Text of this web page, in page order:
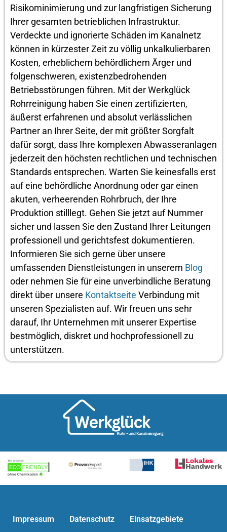
Risikominimierung und zur langfristigen Sicherung
Ihrer gesamten betrieblichen Infrastruktur.
Verdeckte und ignorierte Schäden im Kanalnetz
können in kürzester Zeit zu völlig unkalkulierbaren
Kosten, erheblichem behördlichem Ärger und
folgenschweren, existenzbedrohenden
Betriebsstörungen führen. Mit der Werkglück
Rohrreinigung haben Sie einen zertifizierten,
äußerst erfahrenen und absolut verlässlichen
Partner an Ihrer Seite, der mit größter Sorgfalt
dafür sorgt, dass Ihre komplexen Abwasseranlagen
jederzeit den höchsten rechtlichen und technischen
Standards entsprechen. Warten Sie keinesfalls erst
auf eine behördliche Anordnung oder gar einen
akuten, verheerenden Rohrbruch, der Ihre
Produktion stilllegt. Gehen Sie jetzt auf Nummer
sicher und lassen Sie den Zustand Ihrer Leitungen
professionell und gerichtsfest dokumentieren.
Informieren Sie sich gerne über unsere
umfassenden Dienstleistungen in unserem Blog
oder nehmen Sie für eine unverbindliche Beratung
direkt über unsere Kontaktseite Verbindung mit
unseren Spezialisten auf. Wir freuen uns sehr
darauf, Ihr Unternehmen mit unserer Expertise
bestmöglich, diskret und hochprofessionell zu
unterstützen.
Impressum Datenschutz Einsatzgebiete